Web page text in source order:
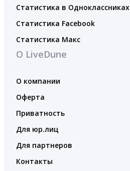
Статистика в Одноклассниках
Статистика Facebook
Статистика Макс
О LiveDune
О компании
Оферта
Приватность
Для юр.лиц
Для партнеров
Контакты